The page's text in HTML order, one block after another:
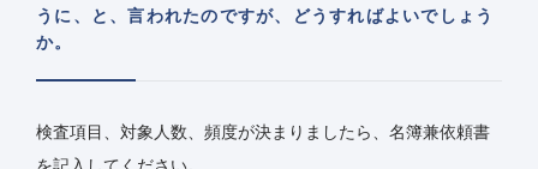
うに、と、言われたのですが、どうすればよいでしょう
か。
検査項目、対象人数、頻度が決まりましたら、名簿兼依頼書
を記入してください。